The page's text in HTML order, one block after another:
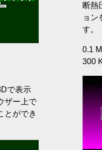
断熱
ョン
す。
0.1
300
で表示
ザー上で
とができ